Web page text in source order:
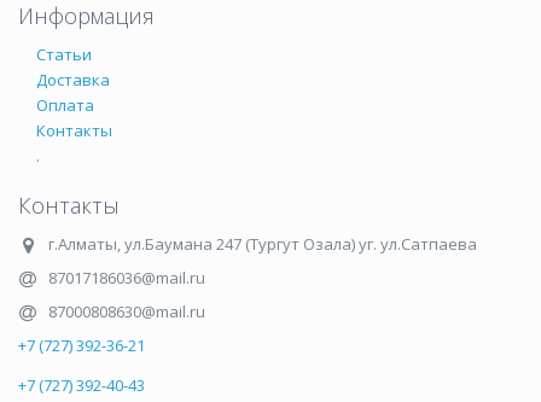
Информация
Статьи
Доставка
Оплата
Контакты
.
Контакты
г.Алматы,ул.Баумана 247 (Тургут Озала) уг. ул.Сатпаева
87017186036@mail.ru
87000808630@mail.ru
+7 (727) 392-36-21
+7 (727) 392-40-43